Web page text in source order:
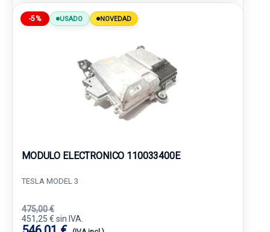
-5% USADO NOVEDAD
MODULO ELECTRONICO 110033400E
TESLA MODEL 3
475,00 €
451,25 € sin IVA.